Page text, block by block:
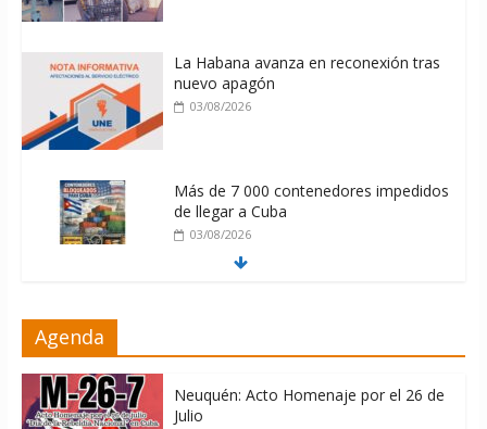
La Habana avanza en reconexión tras
nuevo apagón
03/08/2026
Más de 7 000 contenedores impedidos
de llegar a Cuba
03/08/2026
04/08/2026
Agenda
Neuquén: Acto Homenaje por el 26 de
Julio